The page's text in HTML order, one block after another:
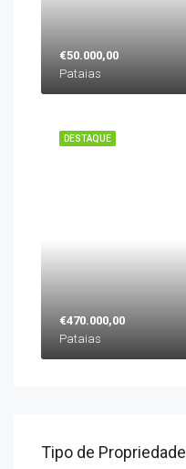
€50.000,00
Pataias
DESTAQUE
€470.000,00
Pataias
Tipo de Propriedade